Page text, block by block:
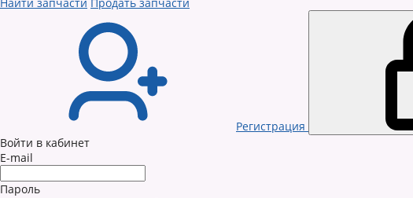
Регистрация
Войти в кабинет
E-mail
Пароль